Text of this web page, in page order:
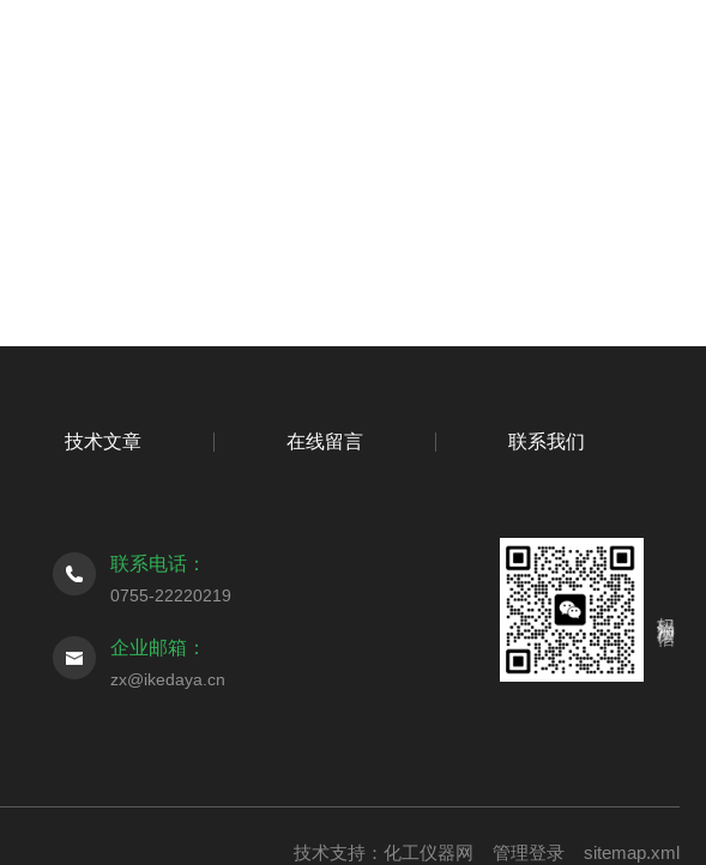
技术文章 在线留言 联系我们
联系电话：
0755-22220219
企业邮箱：
zx@ikedaya.cn
技术支持： 化工仪器网 管理登录 sitemap.xml